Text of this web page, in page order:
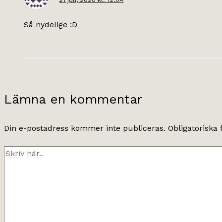
Så nydelige :D
Lämna en kommentar
Din e-postadress kommer inte publiceras.
Skriv